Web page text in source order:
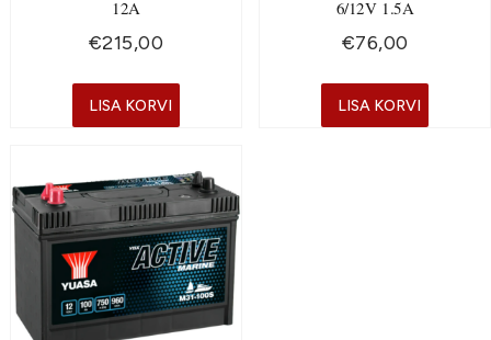
12A
€215,00
LISA KORVI
6/12V 1.5A
€76,00
LISA KORVI